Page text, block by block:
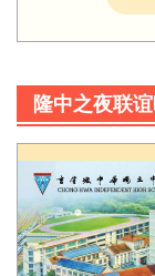
隆中之夜联